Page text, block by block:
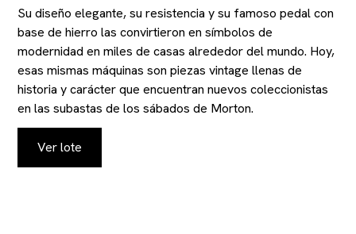
Su diseño elegante, su resistencia y su famoso pedal con
base de hierro las convirtieron en símbolos de
modernidad en miles de casas alrededor del mundo. Hoy,
esas mismas máquinas son piezas vintage llenas de
historia y carácter que encuentran nuevos coleccionistas
en las subastas de los sábados de Morton.
Ver lote